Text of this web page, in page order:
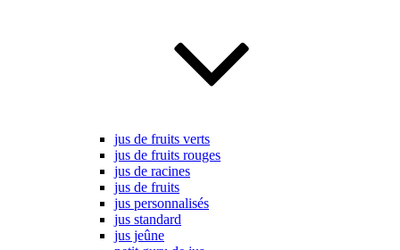
jus de fruits verts
jus de fruits rouges
jus de racines
jus de fruits
jus personnalisés
jus standard
jus jeûne